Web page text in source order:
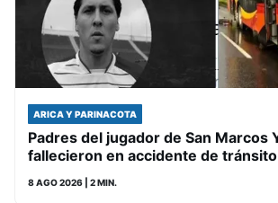
ARICA Y PARINACOTA
Padres del jugador de San Marcos
fallecieron en accidente de
8 AGO 2026 | 2 MIN.